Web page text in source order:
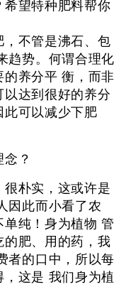
希望特种肥料帮你
不管是沸石、包
趋势。何谓合理化
养分平 衡，而非
达到很好的养分
此可以减少下肥
？
朴实，这或许是
因此而小看了农
纯！身为植物 管
肥、用的药，我
者的口中，所以每
这是 我们身为植